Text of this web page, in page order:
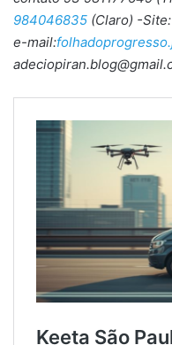
984046835 (Claro) -Site:
e-mail: